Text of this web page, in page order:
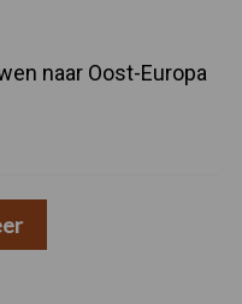
naar Oost-Europa